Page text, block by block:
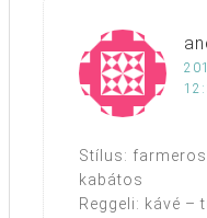
Stílus:
kabátos
Reggeli: kávé –